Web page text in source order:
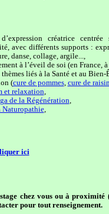
créatrice centrée
avec différents supports :
danse, collage, argile...,
à l’éveil de soi (en France,
liés à la Santé et au Bien-
(cure de pommes, cure de raisin
et relaxation
de la Régénération
,
ici
chez vous ou à
pour tout renseignement.